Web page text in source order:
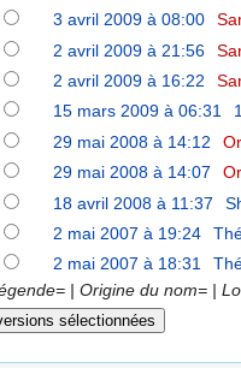
3 avril 2009 à 08:00
2 avril 2009 à 21:56
2 avril 2009 à 16:22
15 mars 2009 à 06:31
29 mai 2008 à 14:12
29 mai 2008 à 14:07
18 avril 2008 à 11:37
2 mai 2007 à 19:24
2 mai 2007 à 18:31
| Origine du nom= |